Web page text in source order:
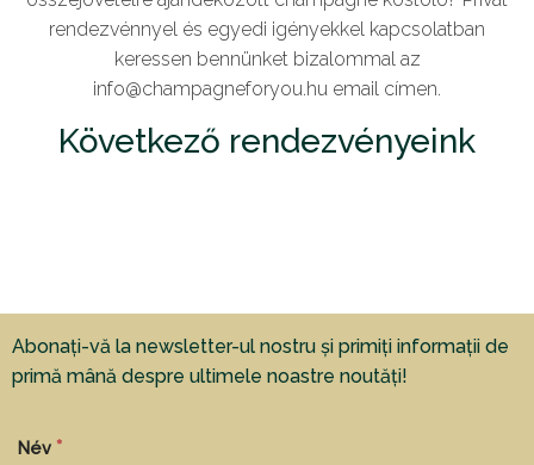
rendezvénnyel és egyedi igényekkel kapcsolatban
keressen bennünket bizalommal az
info@champagneforyou.hu email címen.
Következő rendezvényeink
Abonați-vă la newsletter-ul nostru și primiți informații de
primă mână despre ultimele noastre noutăți!
Név *